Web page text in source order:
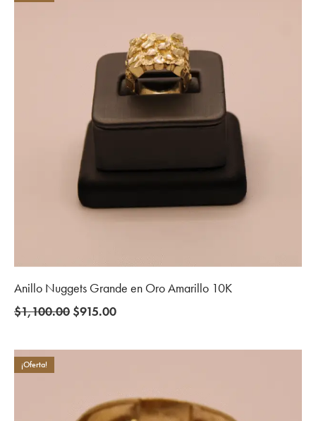
Anillo Nuggets Grande en Oro Amarillo 10K
$1,100.00 Original
was:
$915.00Current
is:
¡Oferta!